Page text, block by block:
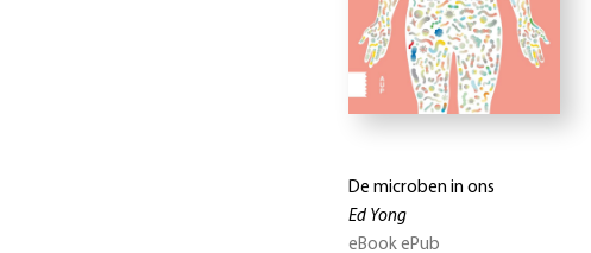
De microben in ons
Ed Yong
eBook ePub